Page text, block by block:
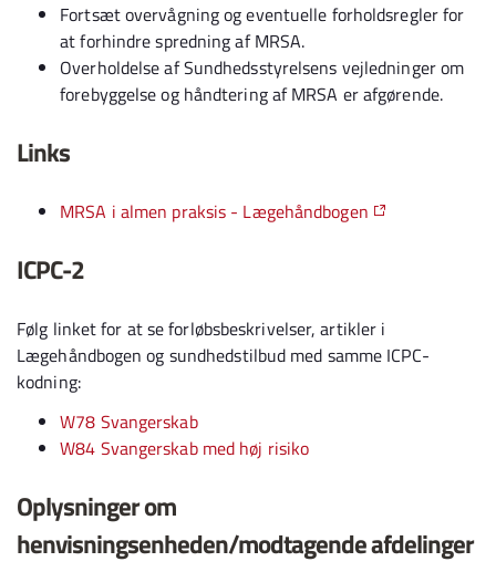
Fortsæt overvågning og eventuelle forholdsregler for
at forhindre spredning af MRSA.
Overholdelse af Sundhedsstyrelsens vejledninger om
forebyggelse og håndtering af MRSA er afgørende.
Links
MRSA i almen praksis - Lægehåndbogen
ICPC-2
Følg linket for at se forløbsbeskrivelser, artikler i
Lægehåndbogen og sundhedstilbud med samme ICPC-
kodning:
W78 Svangerskab
W84 Svangerskab med høj risiko
Oplysninger om
henvisningsenheden/modtagende afdelinger